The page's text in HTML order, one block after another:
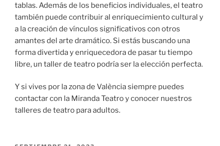
tablas. Además de los beneficios individuales, el teatro
también puede contribuir al enriquecimiento cultural y
a la creación de vínculos significativos con otros
amantes del arte dramático. Si estás buscando una
forma divertida y enriquecedora de pasar tu tiempo
libre, un taller de teatro podría ser la elección perfecta.
Y si vives por la zona de València siempre puedes
contactar con la Miranda Teatro y conocer nuestros
talleres de teatro para adultos.